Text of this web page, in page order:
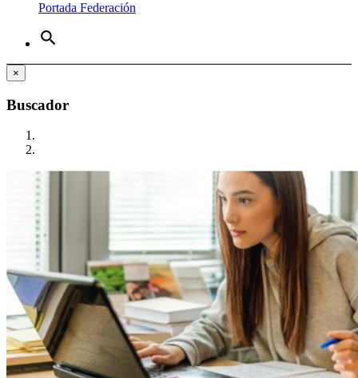
Portada Federación
search
×
Buscador